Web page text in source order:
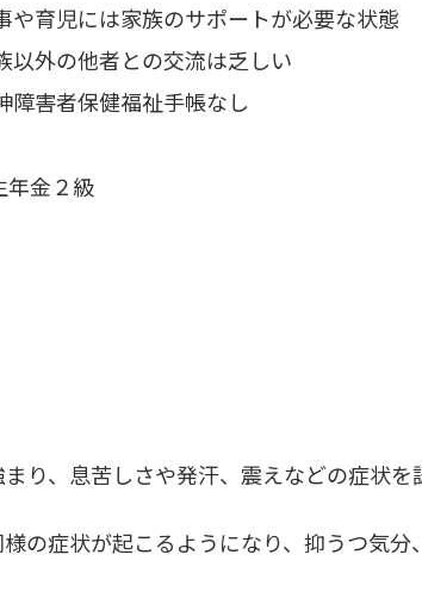
や育児には家族のサポートが必要な状態
以外の他者との交流は乏しい
障害者保健福祉手帳なし
年金２級
り、息苦しさや発汗、震えなどの症状を
の症状が起こるようになり、抑うつ気